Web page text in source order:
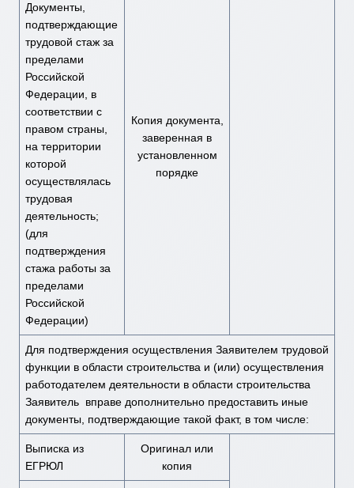
Документы,
подтверждающие
трудовой стаж за
пределами
Российской
Федерации, в
соответствии с
правом страны,
на территории
которой
осуществлялась
трудовая
деятельность;
(для
подтверждения
стажа работы за
пределами
Российской
Федерации)
Копия документа,
заверенная в
установленном
порядке
Для подтверждения осуществления Заявителем трудовой
функции в области строительства и (или) осуществления
работодателем деятельности в области строительства
Заявитель вправе дополнительно предоставить иные
документы, подтверждающие такой факт, в том числе:
Выписка из
ЕГРЮЛ
Оригинал или
копия